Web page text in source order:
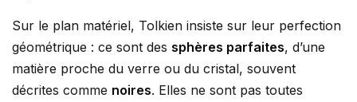
Sur le plan matériel, Tolkien insiste sur leur perfection
géométrique : ce sont des sphères parfaites, d’une
matière proche du verre ou du cristal, souvent
décrites comme noires. Elles ne sont pas toutes